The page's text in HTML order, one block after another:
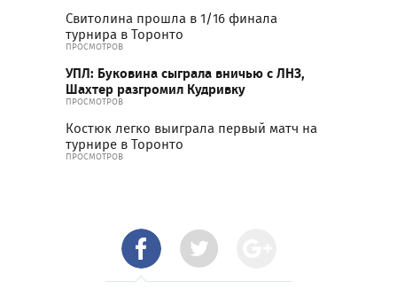
Свитолина прошла в 1/16 финала
турнира в Торонто
ПРОСМОТРОВ
УПЛ: Буковина сыграла вничью с ЛНЗ,
Шахтер разгромил Кудривку
ПРОСМОТРОВ
Костюк легко выиграла первый матч на
турнире в Торонто
ПРОСМОТРОВ